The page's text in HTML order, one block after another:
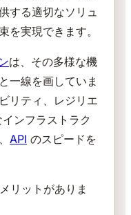
する適切なソリュ
を実現できます。
は、その多様な機
一線を画していま
リティ、レジリエ
ンフラストラク
API のスピードを
リットがありま